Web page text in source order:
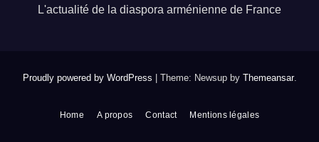
L'actualité de la diaspora arménienne de France
Proudly powered by WordPress Theme: Newsup by Themeansar.
Home A propos Contact Mentions légales